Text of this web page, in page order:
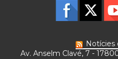
Notícies
Av. Anselm Clavé, 7 -